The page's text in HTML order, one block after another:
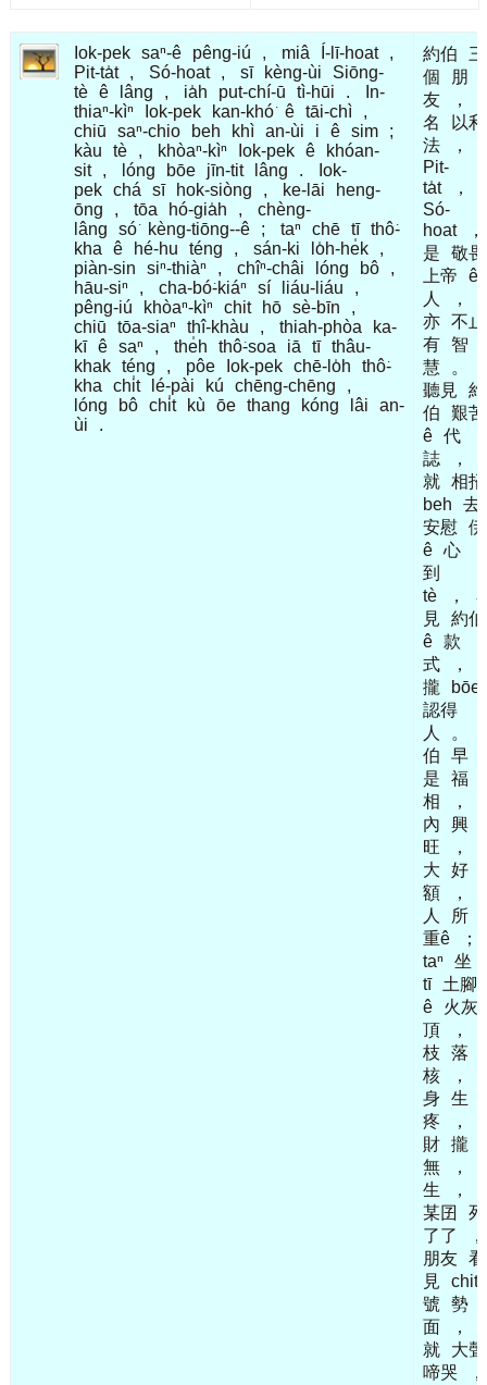
Iok-pek saⁿ-ê pêng-iú , miâ Í-lī-hoat
,
Pit-ta̍t
, Só-hoat , sī kèng-ùi
Siōng-
tè ê lâng , ia̍h put-chí-ū tì-hūi .
In-
thiaⁿ-kìⁿ
Iok-pek kan-khó͘ ê tāi-chì
,
chiū
saⁿ-chio beh khì an-ùi i ê sim
;
kàu
tè , khòaⁿ-kìⁿ Iok-pek ê
khóan-
sit
, lóng bōe jīn-tit lâng .
Iok-
pek chá sī hok-siòng , ke-lāi
heng-
ōng
, tōa hó-gia̍h ,
chèng-
lâng
só͘ kèng-tiōng--ê ; taⁿ chē tī thô͘-
kha
ê hé-hu téng , sán-ki lo̍h-he̍k
,
piàn-sin
siⁿ-thiàⁿ , chîⁿ-châi lóng bô
,
hāu-siⁿ
, cha-bó͘-kiáⁿ sí liáu-liáu
,
pêng-iú
khòaⁿ-kìⁿ chit hō sè-bīn
,
chiū
tōa-siaⁿ thî-khàu , thiah-phòa
ka-
kī ê saⁿ , the̍h thô͘-soa iā tī thâu-
khak téng , pôe Iok-pek chē-lo̍h
thô͘-
kha
chi̍t lé-pài kú chēng-chēng
,
lóng
bô chi̍t kù ōe thang kóng lâi
an-
ùi
.
約伯
三
個
朋
友
，
名
以利
法
，
Pit-
ta̍t
，
Só-
hoat
，
是
敬畏
上帝
ê
人
，
亦 不止
有
智
慧
。
聽見
約
伯
艱苦
ê 代
誌
，
就 相招
beh
去
安慰 伊
ê 心
到
tè
，
見
約伯
ê 款
式
，
攏
bōe
認得
人
。
伯
早
是
福
相
，
內
興
旺
，
大
好
額
，
人
所
重ê
；
taⁿ
坐
tī
土腳
ê
火灰
頂
，
枝
落
核
，
身
生
疼
，
財 攏
無
，
生
，
某囝
死
了了
，
朋友 看
見
chit
號
勢
面
，
就
大聲
啼哭
，